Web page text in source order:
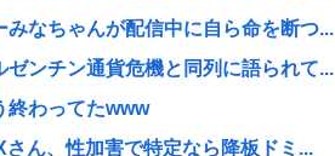
みなちゃんが配信中に自ら命を断つ...
ゼンチン通貨危機と同列に語られて...
終わってたwww
さん、性加害で特定なら降板ドミ...